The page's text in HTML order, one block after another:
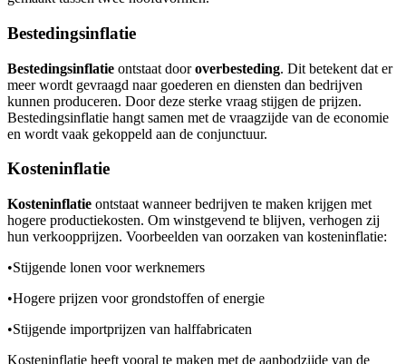
Bestedingsinflatie
Bestedingsinflatie ontstaat dooroverbesteding. Dit betekent dat er
meer wordt gevraagd naar goederen en diensten dan bedrijven
kunnen produceren. Door deze sterke vraag stijgen de prijzen.
Bestedingsinflatie hangt samen met de vraagzijde van de economie
en wordt vaak gekoppeld aan de conjunctuur.
Kosteninflatie
Kosteninflatie ontstaat wanneer bedrijven te maken krijgen met
hogere productiekosten. Om winstgevend te blijven, verhogen zij
hun verkoopprijzen. Voorbeelden van oorzaken van kosteninflatie:
•Stijgende lonen voor werknemers
•Hogere prijzen voor grondstoffen of energie
•Stijgende importprijzen van halffabricaten
Kosteninflatie heeft vooral te maken met de aanbodzijde van de